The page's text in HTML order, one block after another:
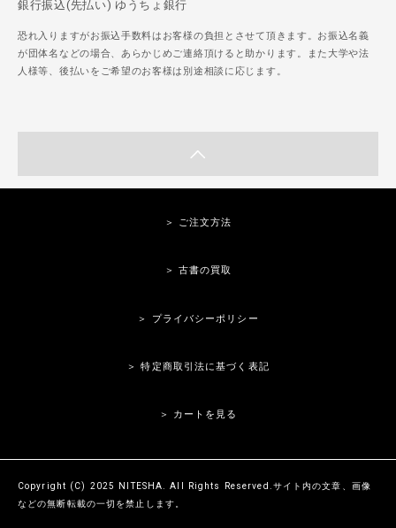
銀行振込(先払い) ゆうちょ銀行
恐れ入りますがお振込手数料はお客様の負担とさせて頂きます。お振込名義
が団体名などの場合、あらかじめご連絡頂けると助かります。また大学や法
人様等、後払いをご希望のお客様は別途相談に応じます。
＞ ご注文方法
＞ 古書の買取
＞ プライバシーポリシー
＞ 特定商取引法に基づく表記
＞ カートを見る
Copyright (C) 2025 NITESHA. All Rights Reserved.サイト内の文章、画像
などの無断転載の一切を禁止します。